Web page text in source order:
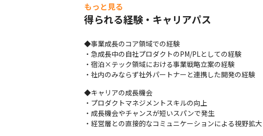
もっと見る
得られる経験・キャリアパス
◆事業成長のコア領域での経験
・急成長中の自社プロダクトのPM/PLとしての経験
・宿泊×テック領域における事業戦略立案の経験
・社内のみならず社外パートナーと連携した開発の経験
◆キャリアの成長機会
・プロダクトマネジメントスキルの向上
・成長機会やチャンスが短いスパンで発生
・経営層との直接的なコミュニケーションによる視野拡大